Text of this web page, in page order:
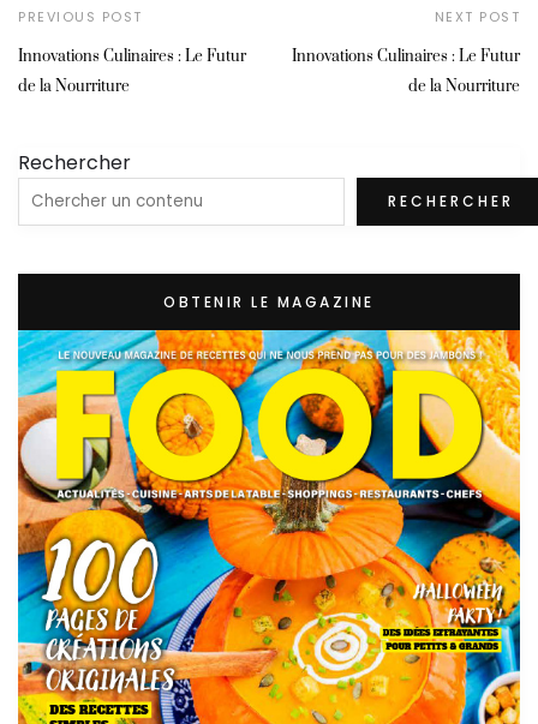
PREVIOUS POST
Innovations Culinaires : Le Futur
de la Nourriture
NEXT POST
Innovations Culinaires : Le Futur
de la Nourriture
Rechercher
RECHERCHER
OBTENIR LE MAGAZINE